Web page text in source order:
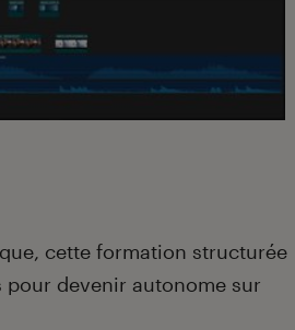
cette formation structurée
pour devenir autonome sur